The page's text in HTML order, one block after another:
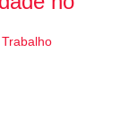
Trabalho